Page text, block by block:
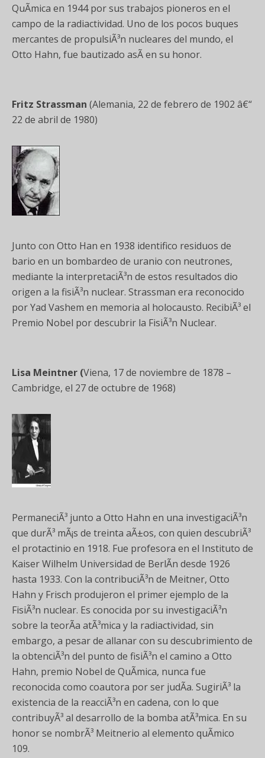
QuÃ­mica en 1944 por sus trabajos pioneros en el
campo de la radiactividad. Uno de los pocos buques
mercantes de propulsiÃ³n nucleares del mundo, el
Otto Hahn, fue bautizado asÃ­ en su honor.
Fritz Strassman (Alemania, 22 de febrero de 1902 â€“
22 de abril de 1980)
Junto con Otto Han en 1938 identifico residuos de
bario en un bombardeo de uranio con neutrones,
mediante la interpretaciÃ³n de estos resultados dio
origen a la fisiÃ³n nuclear. Strassman era reconocido
por Yad Vashem en memoria al holocausto. RecibiÃ³ el
Premio Nobel por descubrir la FisiÃ³n Nuclear.
Lisa Meintner (Viena, 17 de noviembre de 1878 –
Cambridge, el 27 de octubre de 1968)
PermaneciÃ³ junto a Otto Hahn en una investigaciÃ³n
que durÃ³ mÃ¡s de treinta aÃ±os, con quien descubriÃ³
el protactinio en 1918. Fue profesora en el Instituto de
Kaiser Wilhelm Universidad de BerlÃ­n desde 1926
hasta 1933. Con la contribuciÃ³n de Meitner, Otto
Hahn y Frisch produjeron el primer ejemplo de la
FisiÃ³n nuclear. Es conocida por su investigaciÃ³n
sobre la teorÃ­a atÃ³mica y la radiactividad, sin
embargo, a pesar de allanar con su descubrimiento de
la obtenciÃ³n del punto de fisiÃ³n el camino a Otto
Hahn, premio Nobel de QuÃ­mica, nunca fue
reconocida como coautora por ser judÃ­a. SugiriÃ³ la
existencia de la reacciÃ³n en cadena, con lo que
contribuyÃ³ al desarrollo de la bomba atÃ³mica. En su
honor se nombrÃ³ Meitnerio al elemento quÃ­mico
109.